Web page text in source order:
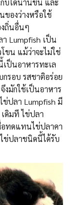
ก็บได้นานขึ้น และ
องว่างหรือใช้
ถิ่นอื่นๆ
Lumpfish เป็น
ขน แม้ว่าจะไม่ใช่
ป็นอาหารทะเล
รอบ รสชาติอร่อย
งมักใช้เป็นอาหาร
ปลา Lumpfish มี
ดิมที ไข่ปลา
อทดแทนไข่ปลาคา
ข่ปลาชนิดนี้ได้รับ